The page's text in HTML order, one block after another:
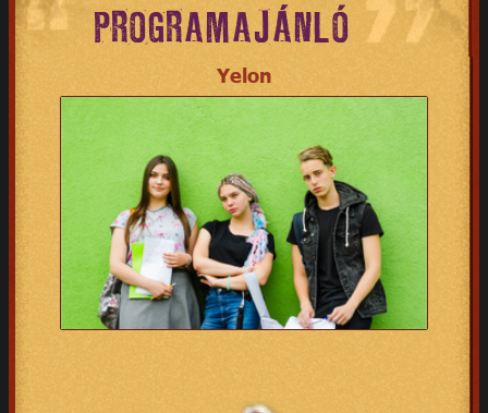
PROGRAMAJÁNLÓ
Yelon